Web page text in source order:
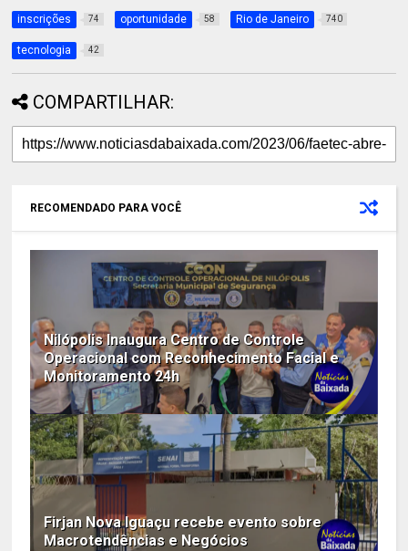
inscrições 74 oportunidade 58 Rio de Janeiro 740
tecnologia 42
COMPARTILHAR:
RECOMENDADO PARA VOCÊ
Nilópolis Inaugura Centro de Controle
Operacional com Reconhecimento Facial e
Monitoramento 24h
Firjan Nova Iguaçu recebe evento sobre
Macrotendências e Negócios